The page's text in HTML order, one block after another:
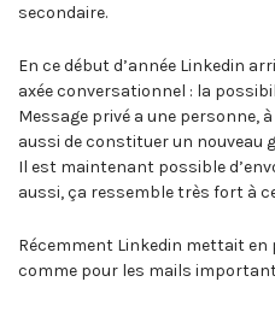
secondaire.
En ce début d’année Linkedin
axée conversationnel : la
Message privé a une personne,
aussi de constituer un nouveau
Il est maintenant possible
aussi, ça ressemble très fort à
Récemment Linkedin mettait en
comme pour les mails